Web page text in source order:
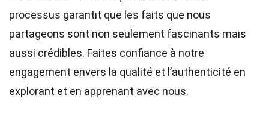
processus garantit que les faits que nous
partageons sont non seulement fascinants mais
aussi crédibles. Faites confiance à notre
engagement envers la qualité et l’authenticité en
explorant et en apprenant avec nous.